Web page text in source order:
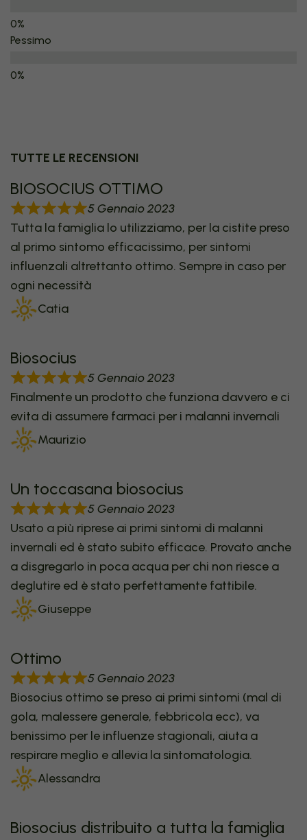
Pessimo
TUTTE LE RECENSIONI
BIOSOCIUS OTTIMO
5 Gennaio 2023
Tutta la famiglia lo utilizziamo, per la cistite preso
al primo sintomo efficacissimo, per sintomi
influenzali altrettanto ottimo. Sempre in caso per
ogni necessità
Catia
Biosocius
5 Gennaio 2023
Finalmente un prodotto che funziona davvero e ci
evita di assumere farmaci per i malanni invernali
Maurizio
Un toccasana biosocius
5 Gennaio 2023
Usato a più riprese ai primi sintomi di malanni
invernali ed è stato subito efficace. Provato anche
a disgregarlo in poca acqua per chi non riesce a
deglutire ed è stato perfettamente fattibile.
Giuseppe
Ottimo
5 Gennaio 2023
Biosocius ottimo se preso ai primi sintomi (mal di
gola, malessere generale, febbricola ecc), va
benissimo per le influenze stagionali, aiuta a
respirare meglio e allevia la sintomatologia.
Alessandra
Biosocius distribuito a tutta la famiglia